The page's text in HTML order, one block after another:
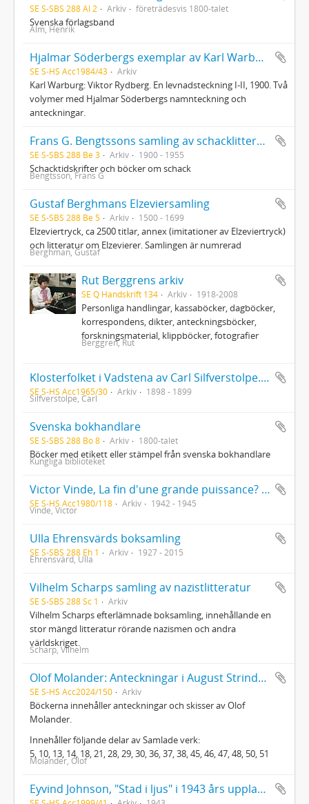
SE S-SBS 288 Al 2 Arkiv företrädesvis 1800-talet
Svenska förlagsband
Alm, Henrik
Hjalmar Söderbergs exemplar av Karl Warburgs verk Viktor Rydberg
SE S-HS Acc1984/43 Arkiv
Karl Warburg: Viktor Rydberg. En levnadsteckning I-II, 1900. Två
volymer med Hjalmar Söderbergs namnteckning och
anteckningar.
Frans G. Bengtssons samling av schacklitteratur
SE S-SBS 288 Be 3 Arkiv 1900 - 1955
Schacktidskrifter och böcker om schack
Bengtsson, Frans G
Gustaf Berghmans Elzeviersamling
SE S-SBS 288 Be 5 Arkiv 1500 - 1699
Elzeviertryck, ca 2500 titlar, annex (imitationer av Elzeviertryck)
och litteratur om Elzevierer. Samlingen är numrerad
Berghman, Gustaf
Rut Berggrens arkiv
SE Q Handskrift 134 Arkiv 1918-2008
Personliga handlingar, kassaböcker, dagböcker,
korrespondens, dikter, anteckningsböcker,
forskningsmaterial, klippböcker, fotografier
Berggren, Rut
Klosterfolket i Vadstena av Carl Silfverstolpe. Författarens eget exemplar med hans anteckningar på interfolierade sidor
SE S-HS Acc1965/30 Arkiv 1898 - 1899
Silfverstolpe, Carl
Svenska bokhandlare
SE S-SBS 288 Bo 8 Arkiv 1800-talet
Böcker med etikett eller stämpel från svenska bokhandlare
Kungliga biblioteket
Victor Vinde, La fin d'une grande puissance? Exemplar med dedikation från författaren till Lucien Maury. Ur Kjell Strömbergs bibliotek
SE S-HS Acc1980/118 Arkiv 1942 - 1945
Vinde, Victor
Ulla Ehrensvärds boksamling
SE S-SBS 288 Eh 1 Arkiv 1927 - 2015
Ehrensvärd, Ulla
Vilhelm Scharps samling av nazistlitteratur
SE S-SBS 288 Sc 1 Arkiv
Vilhelm Scharps efterlämnade boksamling, innehållande en
stor mängd litteratur rörande nazismen och andra
världskriget.
Scharp, Vilhelm
Olof Molander: Anteckningar i August Strindbergs samlade verk
SE S-HS Acc2024/150 Arkiv
Böckerna innehåller anteckningar och skisser av Olof
Molander.
Innehåller följande delar av Samlade verk:
5, 10, 13, 14, 18, 21, 28, 29, 30, 36, 37, 38, 45, 46, 47, 48, 50, 51
Molander, Olof
Eyvind Johnson, "Stad i ljus" i 1943 års upplaga med författarens egenhändiga textändringar. Exemplaret skall ha fungerat som manuskript till den upplaga som trycktes 1950.